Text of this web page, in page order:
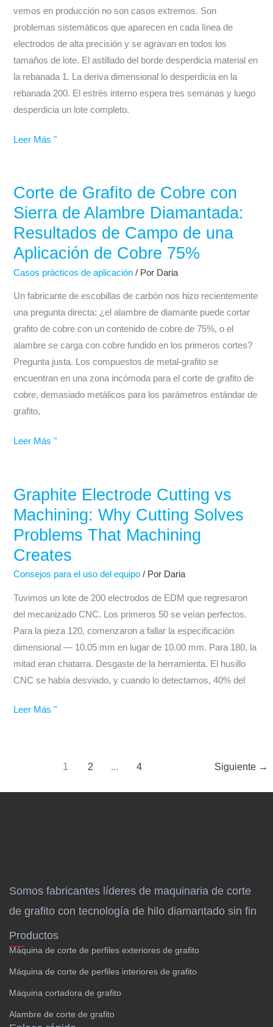
vemos en producción no son casos extremos. Son
problemas sistemáticos que aparecen en cada línea de
electrodos de alta precisión y se agravan en todos los
tamaños de lote. El astillado del borde desperdicia material en
la rebanada 1. La deriva dimensional lo desperdicia en la
rebanada 200. El estrés interno espera tres semanas y luego
desperdicia un lote completo.
debe
Leer Más "
Corte de Grafito de Cobre con
Sierra de Alambre Diamantada:
Resultados de Campo de una
Aplicación de Cobre 75%
Casos prácticos de aplicación / Por Daria
Un fabricante de escobillas de carbón nos hizo recientemente
una pregunta directa: ¿el alambre de diamante puede cortar
grafito de cobre con un contenido de cobre de 75%, o el
alambre se carga con cobre fundido en los primeros cortes?
Pregunta justa. Los compuestos de metal-grafito se
encuentran en una zona incómoda para el corte de grafito de
cobre, demasiado metálicos para los parámetros estándar de
grafito,
Corte
de
de
Cobre
con
Aplicación
Leer Más "
Graphite Electrode Cutting vs
Machining: Why Cutting Solves
Problems That Machining
Creates
Consejos para el uso del equipo / Por Daria
Tuvimos un lote de 200 electrodos de EDM que regresaron
del mecanizado CNC. Los primeros 50 se veían perfectos.
Para la pieza 120, comenzaron a fallar la especificación
dimensional — 10.05 mm en lugar de 10.00 mm. Para 180, la
mitad eran chatarra. Desgaste de la herramienta. El husillo
CNC se había desviado, y cuando lo detectamos, 40% del
Graphite
Electrode
vs
Machining:
Why
Leer Más "
1 2 ... 4 Siguiente →
Somos fabricantes líderes de maquinaria de corte
de grafito con tecnología de hilo diamantado sin fin
Productos
Máquina de corte de perfiles exteriores de grafito
Máquina de corte de perfiles interiores de grafito
Máquina cortadora de grafito
Alambre de corte de grafito